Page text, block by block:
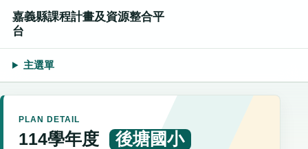
嘉義縣課程計畫及資源整合平
台
主選單
PLAN DETAIL
114學年度
後塘國小